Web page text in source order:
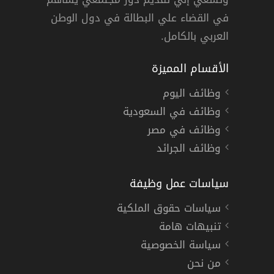
دوام كامل
في القضاء علي البطالة في دول الوطن
العربي بالكامل.
الأقسام المميزة
وظائف اليوم
وظائف في السعودية
وظائف في مصر
وظائف الجرائد
سياسات عمل وظيفة
سياسات حقوق الملكية
تنبيهات هامة
سياسة الخصوصية
من نحن